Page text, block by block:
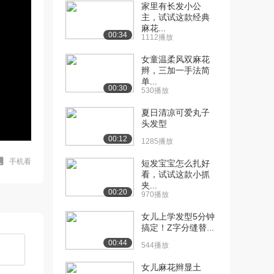
手机看
00:34
家里有长发小公
主，试试这款经典
麻花...
1112播放
00:30
女童温柔风双麻花
辫，三加一手法简
单...
530播放
00:12
夏日清凉可爱丸子
头发型
1285播放
00:20
短发宝宝怎么扎好
看，试试这款小抓
夹...
970播放
00:44
女儿上学发型5分钟
搞定！Z字分缝替...
544播放
女儿麻花辫显土